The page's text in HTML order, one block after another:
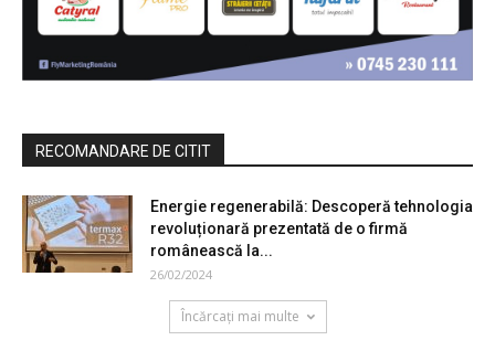
RECOMANDARE DE CITIT
Energie regenerabilă: Descoperă tehnologia
revoluționară prezentată de o firmă
românească la...
26/02/2024
Încărcați mai multe